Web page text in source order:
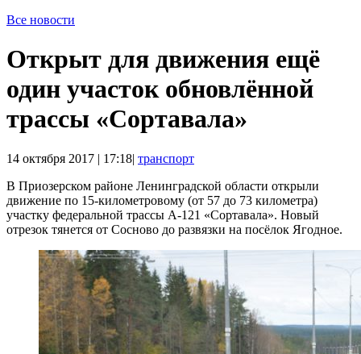
Все новости
Открыт для движения ещё
один участок обновлённой
трассы «Сортавала»
14 октября 2017 | 17:18| транспорт
В Приозерском районе Ленинградской области открыли
движение по 15-километровому (от 57 до 73 километра)
участку федеральной трассы А-121 «Сортавала». Новый
отрезок тянется от Сосново до развязки на посёлок Ягодное.